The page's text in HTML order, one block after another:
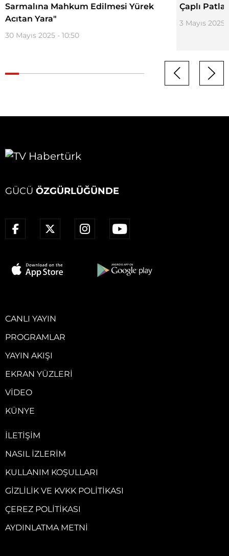
Sarmalına Mahkum Edilmesi Yürek
Acıtan Yara"
30 Mayıs 2025 - 10:50
Çaplı
3 Mayıs 2025
GÜCÜ ÖZGÜRLÜĞÜNDE
CANLI YAYIN
PROGRAMLAR
YAYIN AKIŞI
EKRAN YÜZLERI
VIDEO
KÜNYE
İLETIŞIM
NASIL İZLERIM
KULLANIM KOŞULLARI
GIZLILIK VE KVKK POLITIKASI
ÇEREZ POLITIKASI
AYDINLATMA METNI